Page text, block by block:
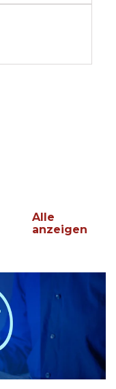
Alle
anzeigen